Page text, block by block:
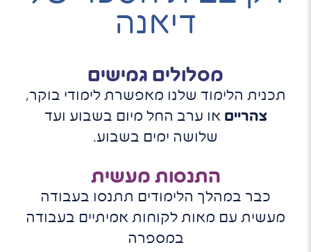
דיאנה
מסלולים גמישים
תכנית הלימוד שלנו מאפשרת לימודי בוקר,
צהריים או ערב החל מיום בשבוע ועד
שלושה ימים בשבוע.
התנסות מעשית
כבר במהלך הלימודים תתנסו בעבודה
מעשית עם מאות לקוחות אמיתיים בעבודה
במספרה